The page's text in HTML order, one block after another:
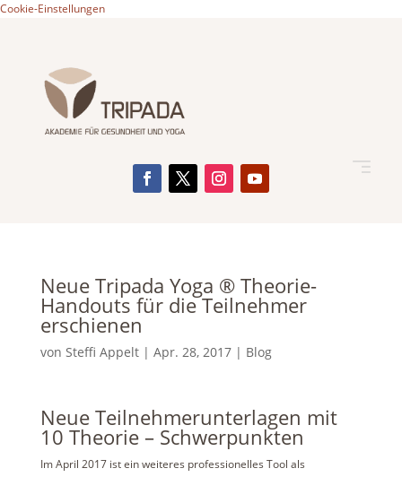
Cookie-Einstellungen
Neue Tripada Yoga ® Theorie-
Handouts für die Teilnehmer
erschienen
von Steffi Appelt| Apr. 28, 2017| Blog
Neue Teilnehmerunterlagen mit
10 Theorie – Schwerpunkten
Im April 2017 ist ein weiteres professionelles Tool als